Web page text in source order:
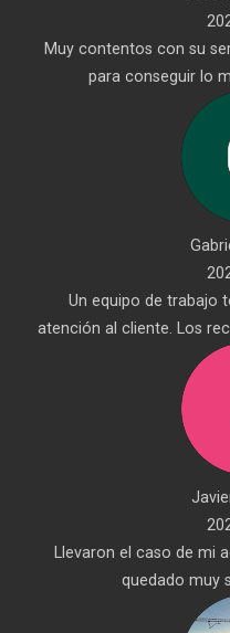
Muy contentos con su
para conseguir lo
Un equipo de trabajo
atención al cliente. Los
Llevaron el caso de mi
quedado muy